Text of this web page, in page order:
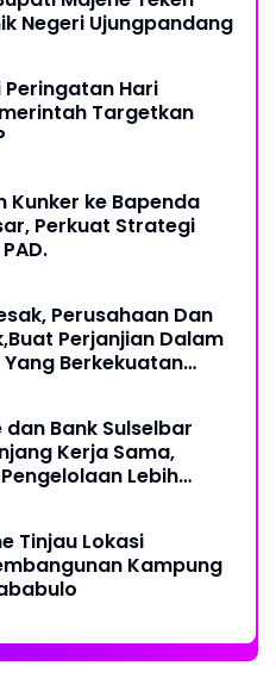
Negeri Ujungpandang
Peringatan Hari
Targetkan
Kunker ke Bapenda
Perkuat Strategi
Perusahaan Dan
Perjanjian Dalam
Yang Berkekuatan
dan Bank Sulselbar
Kerja Sama,
Lebih
Tinjau Lokasi
Kampung